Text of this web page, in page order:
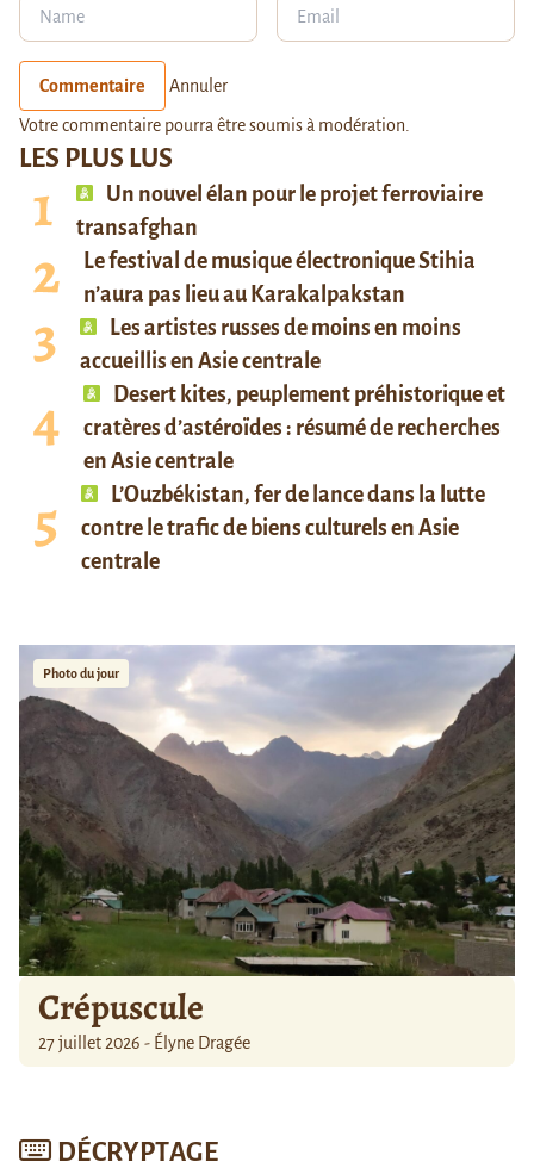
LES PLUS LUS
Un nouvel élan pour le projet ferroviaire
transafghan
Le festival de musique électronique Stihia
n’aura pas lieu au Karakalpakstan
Les artistes russes de moins en moins
accueillis en Asie centrale
Desert kites, peuplement préhistorique et
cratères d’astéroïdes : résumé de recherches
en Asie centrale
L’Ouzbékistan, fer de lance dans la lutte
contre le trafic de biens culturels en Asie
centrale
Photo du jour
Crépuscule
27 juillet 2026 - Élyne Dragée
DÉCRYPTAGE
Commentaire Annuler
Votre commentaire pourra être soumis à modération.